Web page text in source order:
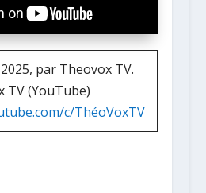
par Theovox TV.
TV (YouTube)
c/ThéoVoxTV